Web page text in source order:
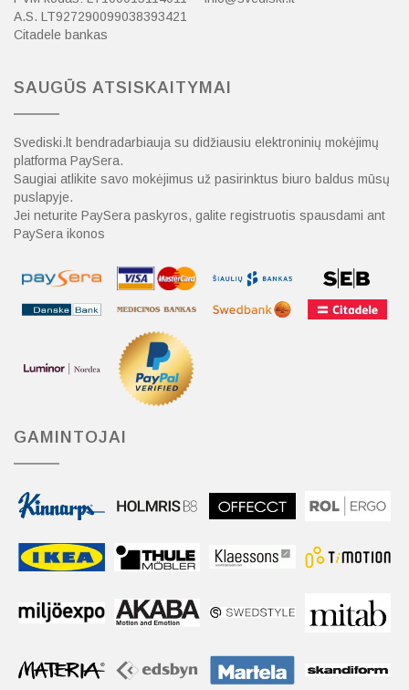
A.S. LT927290099038393421
Citadele bankas
SAUGŪS ATSISKAITYMAI
Svediski.lt bendradarbiauja su didžiausiu elektroninių mokėjimų
platforma PaySera.
Saugiai atlikite savo mokėjimus už pasirinktus biuro baldus mūsų
puslapyje.
Jei neturite PaySera paskyros, galite registruotis spausdami ant
PaySera ikonos
GAMINTOJAI